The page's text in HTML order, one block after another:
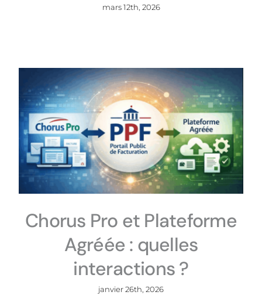
mars 12th, 2026
Chorus Pro et Plateforme
Agréée : quelles
interactions ?
janvier 26th, 2026